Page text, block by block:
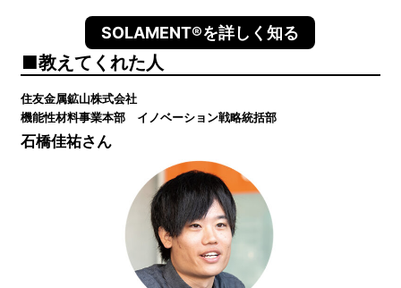
SOLAMENT®を詳しく知る
教えてくれた人
住友金属鉱山株式会社
機能性材料事業本部 イノベーション戦略統括部
石橋佳祐さん